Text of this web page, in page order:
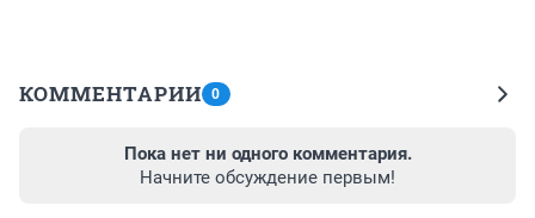
КОММЕНТАРИИ 0
Пока нет ни одного комментария.
Начните обсуждение первым!